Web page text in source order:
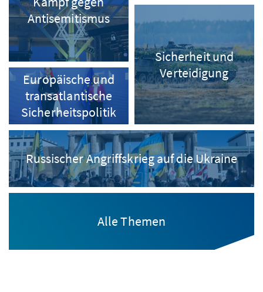
Antisemitismus
Sicherheit und
Verteidigung
Europäische und
transatlantische
Sicherheitspolitik
Russischer Angriffskrieg auf die Ukraine
Alle Themen